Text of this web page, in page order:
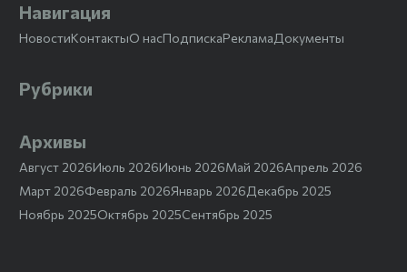
Навигация
НовостиКонтактыО насПодпискаРекламаДокументы
Рубрики
Архивы
Август 2026Июль 2026Июнь 2026Май 2026Апрель 2026
Март 2026Февраль 2026Январь 2026Декабрь 2025
Ноябрь 2025Октябрь 2025Сентябрь 2025